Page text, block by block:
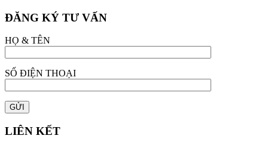
ĐĂNG KÝ TƯ VẤN
HỌ & TÊN
SỐ ĐIỆN THOẠI
LIÊN KẾT